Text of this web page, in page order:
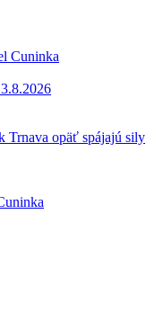
Cuninka
Trnava opäť spájajú sily